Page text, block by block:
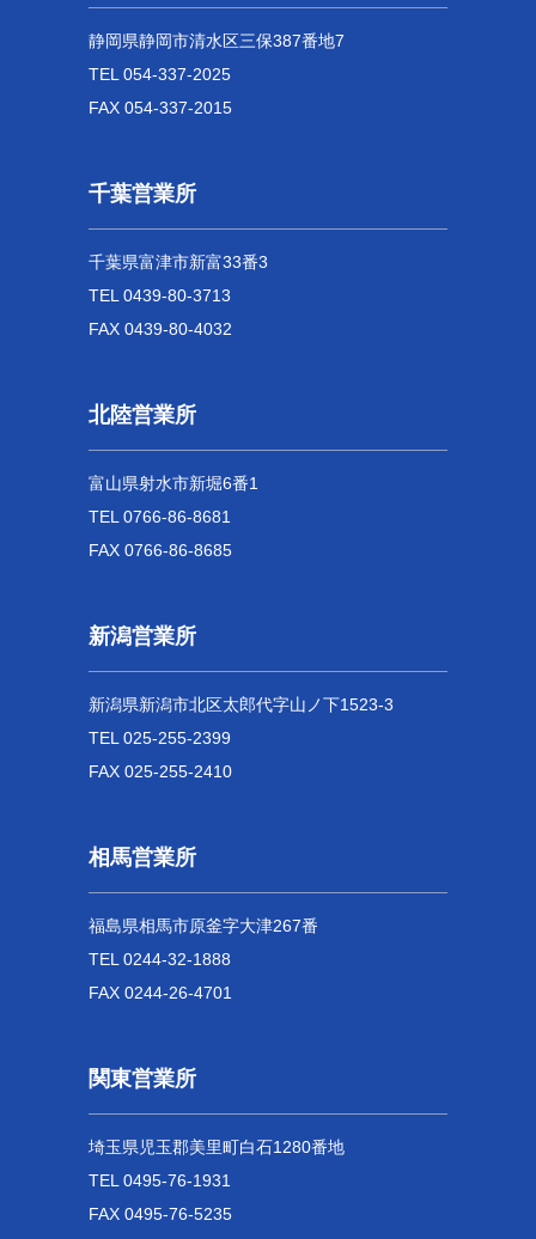
静岡県静岡市清水区三保387番地7
TEL 054-337-2025
FAX 054-337-2015
千葉営業所
千葉県富津市新富33番3
TEL 0439-80-3713
FAX 0439-80-4032
北陸営業所
富山県射水市新堀6番1
TEL 0766-86-8681
FAX 0766-86-8685
新潟営業所
新潟県新潟市北区太郎代字山ノ下1523-3
TEL 025-255-2399
FAX 025-255-2410
相馬営業所
福島県相馬市原釜字大津267番
TEL 0244-32-1888
FAX 0244-26-4701
関東営業所
埼玉県児玉郡美里町白石1280番地
TEL 0495-76-1931
FAX 0495-76-5235